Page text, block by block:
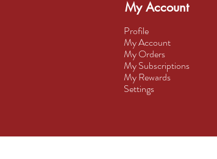
My Account
Profile
My Account
My Orders
My Subscriptions
My Rewards
Settings